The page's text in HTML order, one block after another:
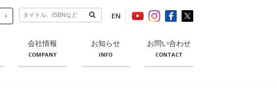
EN
会社情報
COMPANY
お知らせ
INFO
お問い合わせ
CONTACT